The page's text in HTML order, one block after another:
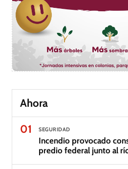
Ahora
01
SEGURIDAD
Incendio provocado
predio federal junto al